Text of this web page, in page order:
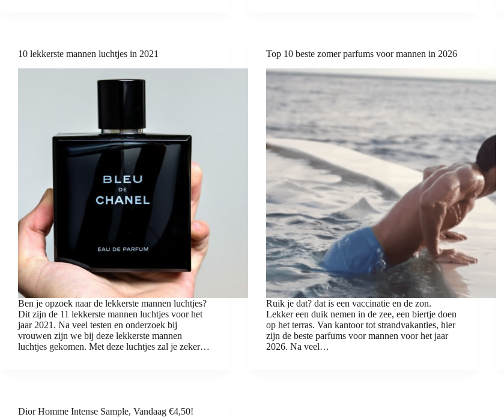
10 lekkerste mannen luchtjes in 2021
Ben je opzoek naar de lekkerste mannen luchtjes?
Dit zijn de 11 lekkerste mannen luchtjes voor het
jaar 2021. Na veel testen en onderzoek bij
vrouwen zijn we bij deze lekkerste mannen
luchtjes gekomen. Met deze luchtjes zal je zeker…
Top 10 beste zomer parfums voor mannen in 2026
Ruik je dat? dat is een vaccinatie en de zon.
Lekker een duik nemen in de zee, een biertje doen
op het terras. Van kantoor tot strandvakanties, hier
zijn de beste parfums voor mannen voor het jaar
2026. Na veel…
Dior Homme Intense Sample, Vandaag €4,50!